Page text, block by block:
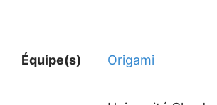
Équipe(s) Origami